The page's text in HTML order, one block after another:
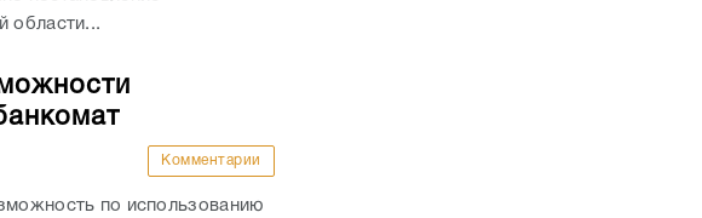
области...
Комментарии
по использованию